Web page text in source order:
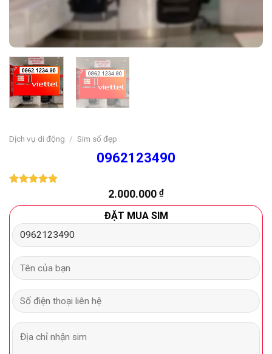
Dịch vụ di động / Sim số đẹp
0962123490
đánh giá
2.000.000 ₫
ĐẶT MUA SIM